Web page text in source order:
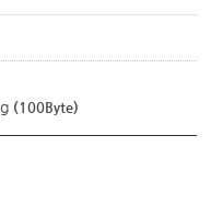
(100Byte)